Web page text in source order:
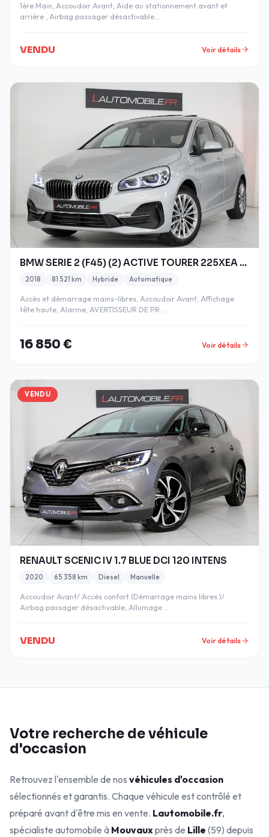
1ère Main, Accoudoir Avant, Aide au stationnement avant et
arrière , Airbag passager désactivable…
VENDU Voir détails
BMW SERIE 2 (F45) (2) ACTIVE TOURER 225XEA LUXURY
2018 81 521 km Hybride Automatique
Accès et démarrage mains-libres, Accoudoir Avant, Affichage
tête haute, Alarme, AVERTISSEUR DE PR…
16 850 € Voir détails
VENDU
RENAULT SCENIC IV 1.7 BLUE DCI 120 INTENS
2020 65 358 km Diesel Manuelle
Accoudoir Avant/ Accès confort (Démarrage mains libres )/
Airbag passager désactivable, Allumage …
VENDU Voir détails
Votre recherche de véhicule
d'occasion
Retrouvez l'ensemble de nos véhicules d'occasion
sélectionnés et garantis. Chaque véhicule est contrôlé et
préparé avant d'être mis en vente. Lautomobile.fr,
spécialiste automobile à Mouvauxprès de Lille (59) depuis